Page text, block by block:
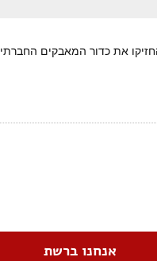
אנחנו ברשת